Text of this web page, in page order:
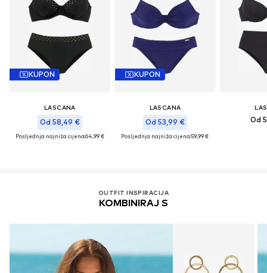
KUPON
LASCANA
Od 58,49 €
Posljednja najniža cijena:64,99 €
KUPON
LASCANA
Od 53,99 €
Posljednja najniža cijena:59,99 €
Od
OUTFIT INSPIRACIJA
KOMBINIRAJ S